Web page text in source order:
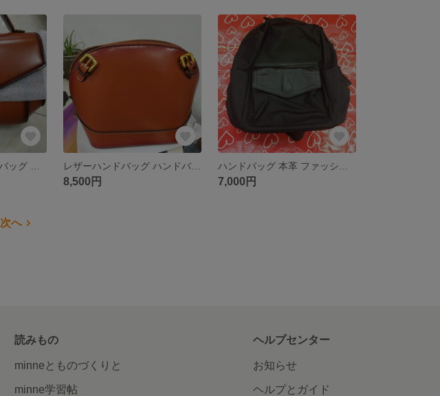
8,500円 7,000円
次へ
読みもの
minneとものづくりと
minne学習帖
ヘルプセンター
お知らせ
ヘルプとガイド